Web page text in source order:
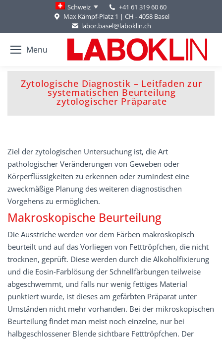
Schweiz
+41 61 319 60 60
Max Kämpf-Platz 1 | CH - 4058 Basel
labor.basel@laboklin.ch
Menu
Zytologische Diagnostik – Leitfaden zur
systematischen Beurteilung
zytologischer Präparate
You are here:
Ziel der zytologischen Untersuchung ist, die Art
pathologischer Veränderungen von Geweben oder
Körperflüssigkeiten zu erkennen oder zumindest eine
zweckmäßige Planung des weiteren diagnostischen
Vorgehens zu ermöglichen.
Makroskopische Beurteilung
Die Ausstriche werden vor dem Färben makroskopisch
beurteilt und auf das Vorliegen von Fetttröpfchen, die nicht
trocknen, geprüft. Diese werden durch die Alkoholfixierung
und die Eosin-­Farblösung der Schnellfärbungen teilweise
abgeschwemmt, und falls nur wenig fettiges Material
punktiert wurde, ist dieses am gefärbten Präparat unter
Umständen nicht mehr vorhanden. Bei der mikroskopischen
Beurteilung findet man meist noch einzelne, nur bei
halbgeschlossener Blende sichtbare Fetttröpfchen. Der